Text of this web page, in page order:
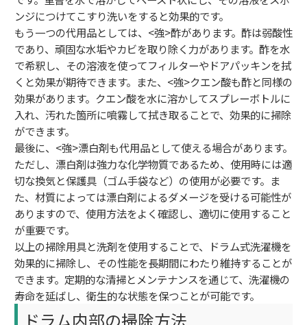
ンジにつけてこすり洗いをすると効果的です。
もう一つの代用品としては、<強>酢があります。酢は弱酸性
であり、頑固な水垢やカビを取り除く力があります。酢を水
で希釈し、その溶液を使ってフィルターやドアパッキンを拭
くと効果が期待できます。また、<強>クエン酸も酢と同様の
効果があります。クエン酸を水に溶かしてスプレーボトルに
入れ、汚れた箇所に噴霧して拭き取ることで、効果的に掃除
ができます。
最後に、<強>漂白剤も代用品として使える場合があります。
ただし、漂白剤は強力な化学物質であるため、使用時には適
切な換気と保護具（ゴム手袋など）の使用が必要です。ま
た、材質によっては漂白剤によるダメージを受ける可能性が
ありますので、使用方法をよく確認し、適切に使用すること
が重要です。
以上の掃除用具と洗剤を使用することで、ドラム式洗濯機を
効果的に掃除し、その性能を長期間にわたり維持することが
できます。定期的な清掃とメンテナンスを通じて、洗濯機の
寿命を延ばし、衛生的な状態を保つことが可能です。
ドラム内部の掃除方法